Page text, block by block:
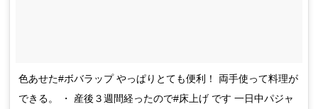
色あせた#ボバラップ やっぱりとても便利！ 両手使って料理が
できる。 ・ 産後３週間経ったので#床上げ です 一日中パジャ